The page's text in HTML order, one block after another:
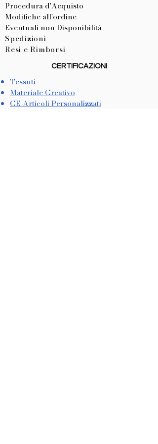
Procedura d'Acquisto
Modifiche all'ordine
Eventuali non Disponibilità
Spedizioni
Resi e Rimborsi
CERTIFICAZIONI
Tessuti
Materiale Creativo
CE Articoli Personalizzati